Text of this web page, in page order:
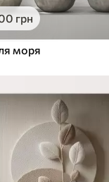
кольори
полотна
грн
моря